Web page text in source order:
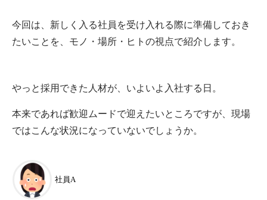
今回は、新しく入る社員を受け入れる際に準備しておき
たいことを、モノ・場所・ヒトの視点で紹介します。
やっと採用できた人材が、いよいよ入社する日。
本来であれば歓迎ムードで迎えたいところですが、現場
ではこんな状況になっていないでしょうか。
社員A